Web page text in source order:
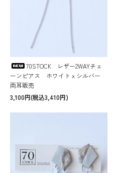
70STOCK レザー2WAYチェ
ーンピアス ホワイトｘシルバー
両耳販売
3,100円(税込3,410円)